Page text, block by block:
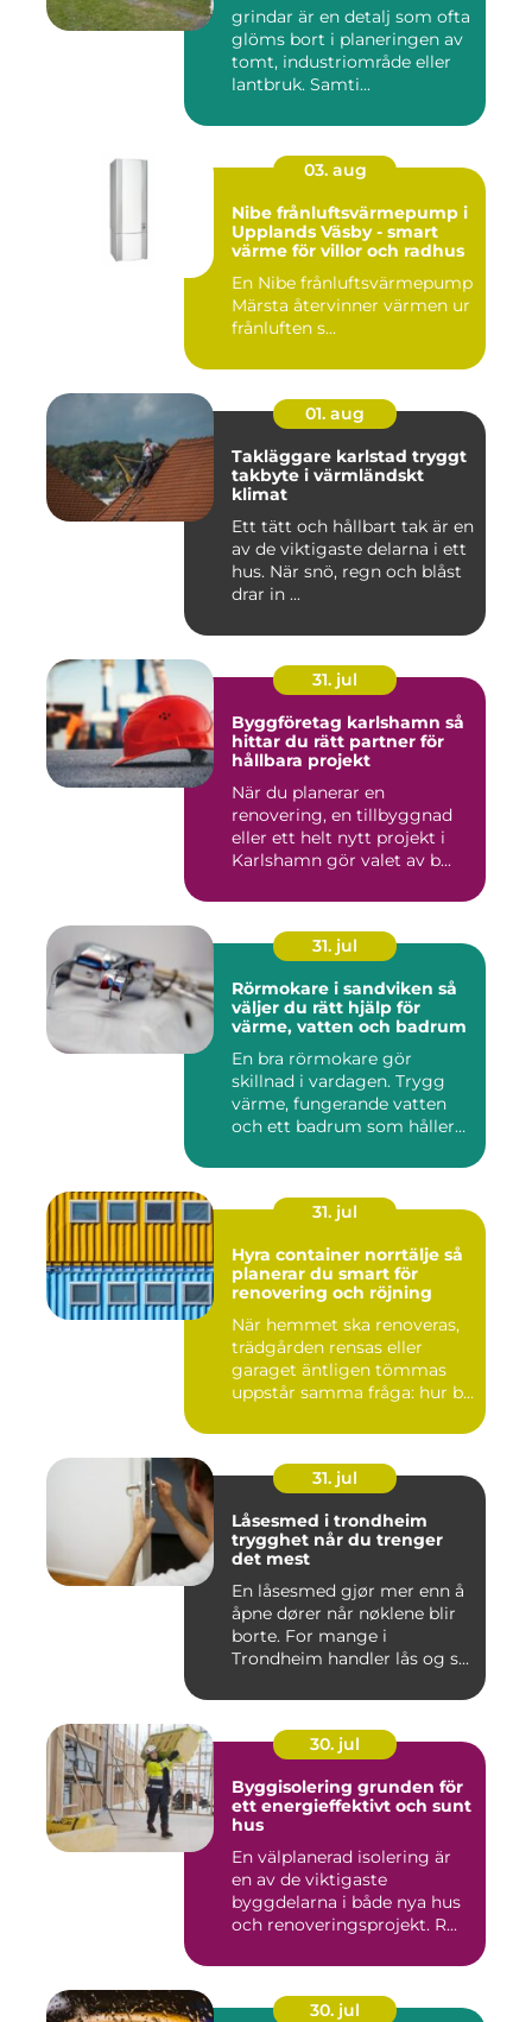
grindar är en detalj som ofta
glöms bort i planeringen av
tomt, industriområde eller
lantbruk. Samti...
03. aug
Nibe frånluftsvärmepump i
Upplands Väsby - smart
värme för villor och radhus
En Nibe frånluftsvärmepump
Märsta återvinner värmen ur
frånluften s...
01. aug
Takläggare karlstad tryggt
takbyte i värmländskt
klimat
Ett tätt och hållbart tak är en
av de viktigaste delarna i ett
hus. När snö, regn och blåst
drar in ...
31. jul
Byggföretag karlshamn så
hittar du rätt partner för
hållbara projekt
När du planerar en
renovering, en tillbyggnad
eller ett helt nytt projekt i
Karlshamn gör valet av b...
31. jul
Rörmokare i sandviken så
väljer du rätt hjälp för
värme, vatten och badrum
En bra rörmokare gör
skillnad i vardagen. Trygg
värme, fungerande vatten
och ett badrum som håller
31. jul
Hyra container norrtälje så
planerar du smart för
renovering och röjning
När hemmet ska renoveras,
trädgården rensas eller
garaget äntligen tömmas
uppstår samma fråga: hur b...
31. jul
Låsesmed i trondheim
trygghet når du trenger
det mest
En låsesmed gjør mer enn å
åpne dører når nøklene blir
borte. For mange i
Trondheim handler lås og s...
30. jul
Byggisolering grunden för
ett energieffektivt och sunt
hus
En välplanerad isolering är
en av de viktigaste
byggdelarna i både nya hus
och renoveringsprojekt. R...
30. jul